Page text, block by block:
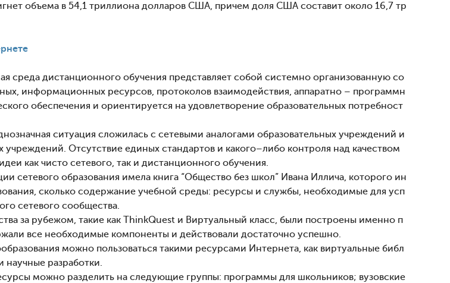
объема в 54,1 триллиона долларов США, причем доля США составит около 16,7 тр
среда дистанционного обучения представляет собой системно организованную со
информационных ресурсов, протоколов взаимодействия, аппаратно – программн
обеспечения и ориентируется на удовлетворение образовательных потребност
ситуация сложилась с сетевыми аналогами образовательных учреждений и
Отсутствие единых стандартов и какого–либо контроля над качеством
как чисто сетевого, так и дистанционного обучения.
сетевого образования имела книга “Общество без школ” Ивана Иллича, которого ин
сколько содержание учебной среды: ресурсы и службы, необходимые для усп
сетевого сообщества.
за рубежом, такие как ThinkQuest и Виртуальный класс, были построены именно п
все необходимые компоненты и действовали достаточно успешно.
можно пользоваться такими ресурсами Интернета, как виртуальные библ
научные разработки.
можно разделить на следующие группы: программы для школьников; вузовские